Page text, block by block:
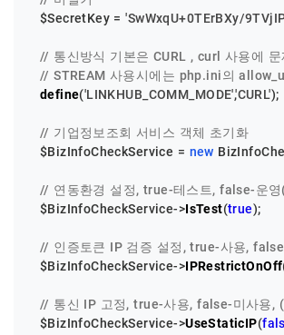
$SecretKey = 'SwWxqU+0TErBXy/
// 통신방식 기본은 CURL , curl 사용에
// STREAM 사용시에는 php.ini의
define('LINKHUB_COMM_MODE','CURL');
// 기업정보조회 서비스 객체 초기화
$BizInfoCheckService = new
// 연동환경 설정, true-테스트, false-운
$BizInfoCheckService->IsTest(true);
// 인증토큰 IP 검증 설정, true-사용,
$BizInfoCheckService->IPRestrictOnOff
// 통신 IP 고정, true-사용, false-미사용,
$BizInfoCheckService->UseStaticIP(